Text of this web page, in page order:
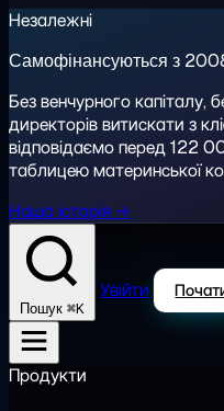
Незалежні
Самофінансуються з
Без венчурного капіталу,
директорів витискати з
відповідаємо перед 122
таблицею материнської
Наша історія →
Пошук ⌘K
Увійти
Продукти